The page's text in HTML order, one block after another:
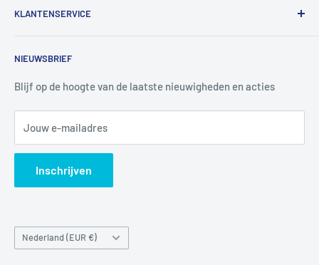
Utrechtlaan 9
Tel:+31 6 345 30 448
Mail:info@luchtbuks.com
KLANTENSERVICE
Informatie
Privacybeleid
Verzendbeleid
Search
NIEUWSBRIEF
Blijf op de hoogte van de laatste nieuwigheden en acties
Jouw e-mailadres
Inschrijven
Land/regio
Nederland (EUR €)